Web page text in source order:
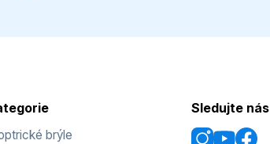
brýle
Sledujte nás